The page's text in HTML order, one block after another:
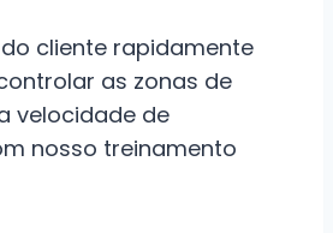
cliente rapidamente
as zonas de
velocidade de
nosso treinamento